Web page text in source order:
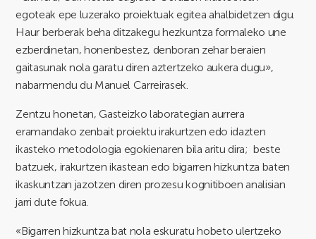
egoteak epe luzerako proiektuak egitea ahalbidetzen digu.
Haur berberak beha ditzakegu hezkuntza formaleko une
ezberdinetan, honenbestez, denboran zehar beraien
gaitasunak nola garatu diren aztertzeko aukera dugu»,
nabarmendu du Manuel Carreirasek.
Zentzu honetan, Gasteizko laborategian aurrera
eramandako zenbait proiektu irakurtzen edo idazten
ikasteko metodologia egokienaren bila aritu dira; beste
batzuek, irakurtzen ikastean edo bigarren hizkuntza baten
ikaskuntzan jazotzen diren prozesu kognitiboen analisian
jarri dute fokua.
«Bigarren hizkuntza bat nola eskuratu hobeto ulertzeko